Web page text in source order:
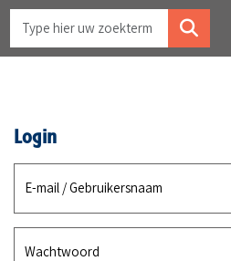
Login
E-mail / Gebruikersnaam
Wachtwoord